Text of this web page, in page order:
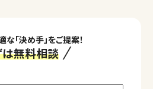
「決め手」をご提案！
は無料相談